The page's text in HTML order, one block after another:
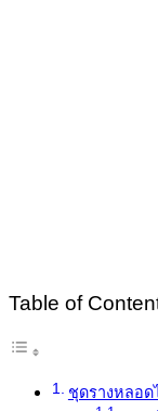
Table of
ชุดรางหลอด